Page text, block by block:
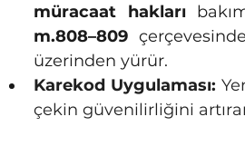
müracaat hakları
m.808–809
üzerinden yürür.
Karekod Uygulaması:
çekin güvenilirliğini